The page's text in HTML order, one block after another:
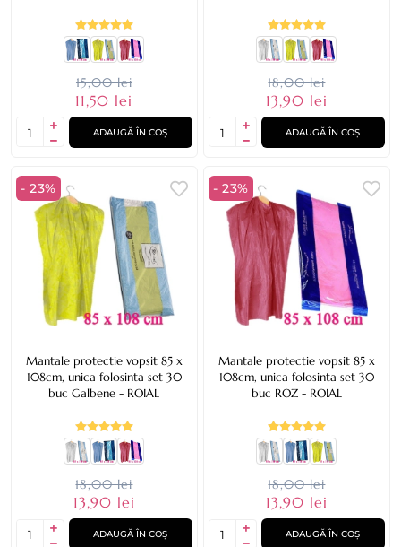
15,00 lei
11,50 lei
ADAUGĂ ÎN COȘ
18,00 lei
13,90 lei
ADAUGĂ ÎN COȘ
- 23%
Mantale protectie vopsit 85 x
108cm, unica folosinta set 30
buc Galbene - ROIAL
18,00 lei
13,90 lei
ADAUGĂ ÎN COȘ
- 23%
Mantale protectie vopsit 85 x
108cm, unica folosinta set 30
buc ROZ - ROIAL
18,00 lei
13,90 lei
ADAUGĂ ÎN COȘ